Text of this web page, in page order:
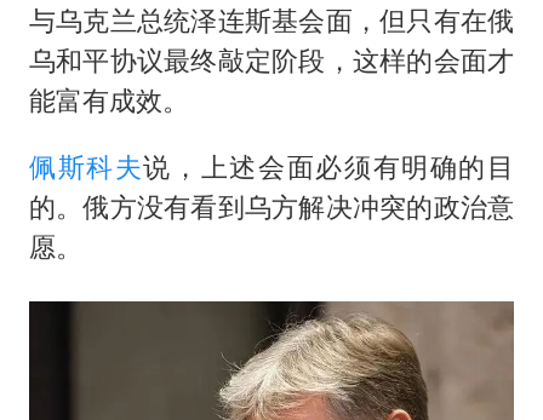
与乌克兰总统泽连斯基会面，但只有在俄
乌和平协议最终敲定阶段，这样的会面才
能富有成效。
佩斯科夫说，上述会面必须有明确的目
的。俄方没有看到乌方解决冲突的政治意
愿。